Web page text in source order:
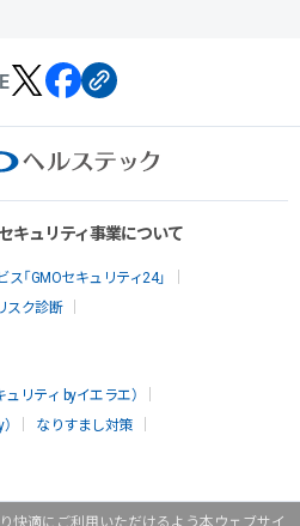
快適にご利用いただけるよう本ウェブサイ
キュリティ事業について
「GMOセキュリティ24」
スク診断
リティ byイエラエ）
なりすまし対策